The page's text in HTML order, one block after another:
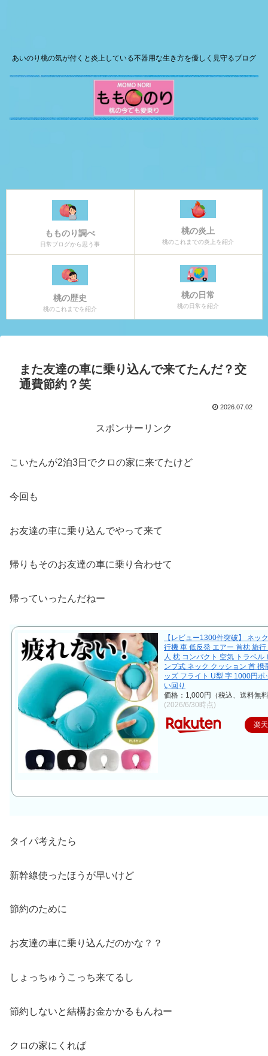
あいのり桃の気が付くと炎上している不器用な生き方を優しく見守るブログ
もものり調べ
日常ブログから思う事
桃の炎上
桃のこれまでの炎上を紹介
桃の歴史
桃のこれまでを紹介
桃の日常
桃の日常を紹介
また友達の車に乗り込んで来てたんだ？交
通費節約？笑
2026.07.02
スポンサーリンク
こいたんが2泊3日でクロの家に来てたけど
今回も
お友達の車に乗り込んでやって来て
帰りもそのお友達の車に乗り合わせて
帰っていったんだねー
【レビュー1300件突破】 ネッ
行機 車 低反発 エアー 首枕 旅行
人 枕 コンパクト 空気 トラベル
ンプ式 ネック クッション 首 携
ッズ フライト U型 字 1000円ポ
い回り
価格：1,000円（税込、送料無
(2026/6/30時点)
楽
タイパ考えたら
新幹線使ったほうが早いけど
節約のために
お友達の車に乗り込んだのかな？？
しょっちゅうこっち来てるし
節約しないと結構お金かかるもんねー
クロの家にくれば